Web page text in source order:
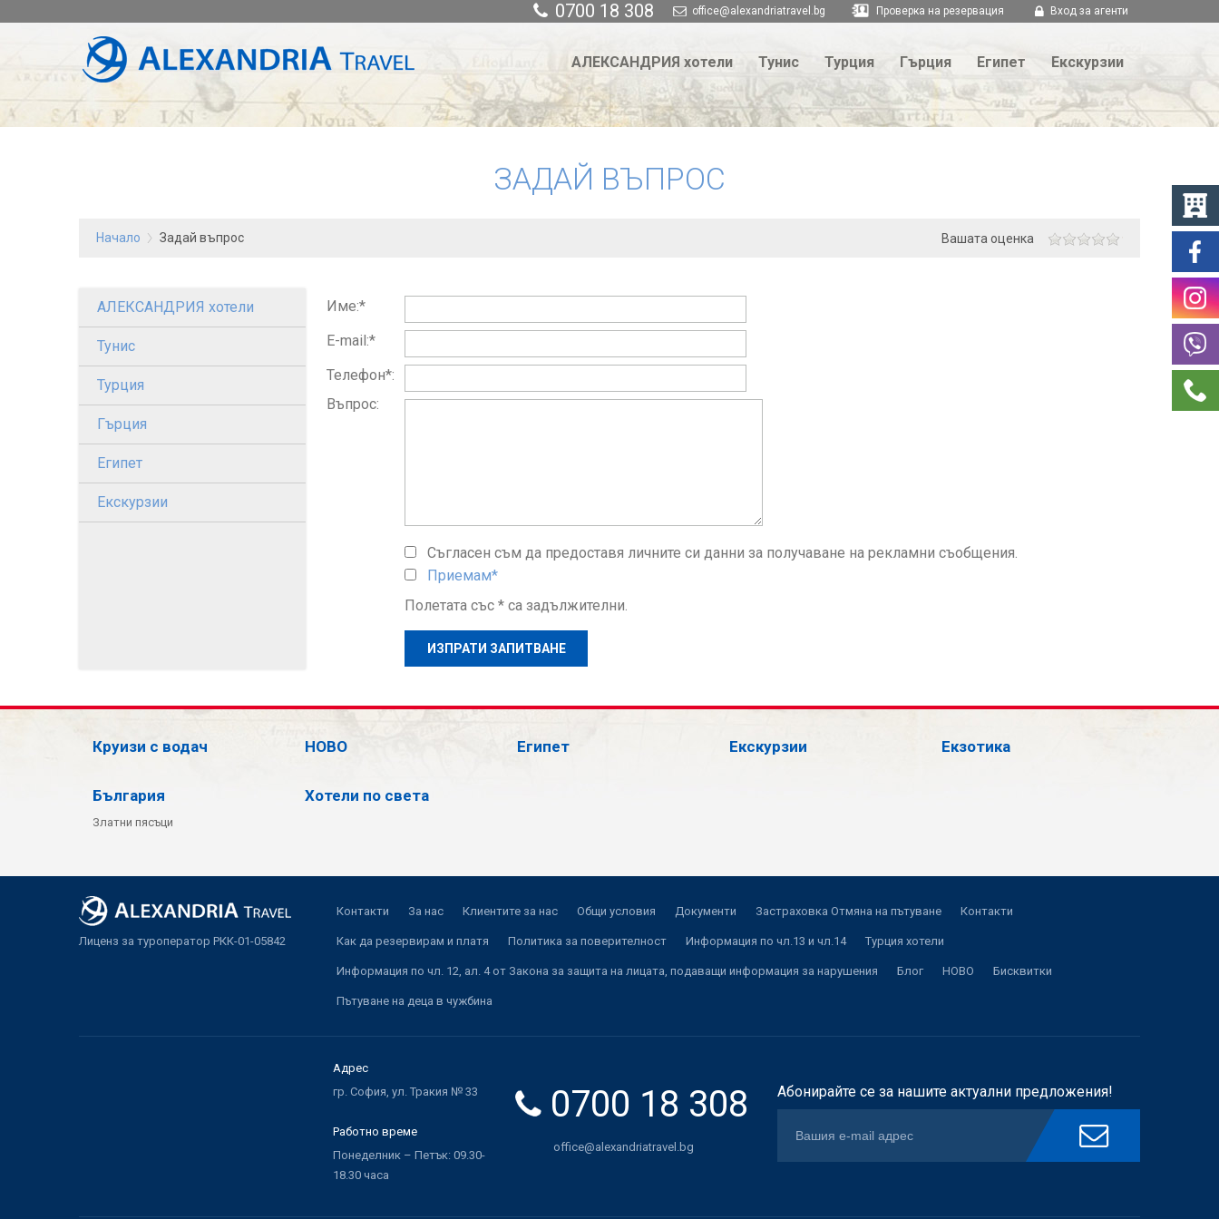
0700 18 308 office@alexandriatravel.bg Проверка на резервация Вход за агенти
АЛЕКСАНДРИЯ хотели Тунис Турция Гърция Египет Екскурзии
ЗАДАЙ ВЪПРОС
Начало Задай въпрос Вашата оценка
АЛЕКСАНДРИЯ хотели
Тунис
Турция
Гърция
Египет
Екскурзии
Име:*
E-mail:*
Телефон*:
Въпрос:
Съгласен съм да предоставя личните си данни за получаване на рекламни съобщения.
Приемам*
Полетата със * са задължителни.
Круизи с водач НОВО Египет Екскурзии Екзотика
България
Златни пясъци
Хотели по света
Лиценз за туроператор РКК-01-05842
Контакти За нас Клиентите за нас Общи условия Документи Застраховка Отмяна на пътуване Контакти
Как да резервирам и платя Политика за поверителност Информация по чл.13 и чл.14 Турция хотели
Информация по чл. 12, ал. 4 от Закона за защита на лицата, подаващи информация за нарушения Блог НОВО Бисквитки
Пътуване на деца в чужбина
Адрес
гр. София, ул. Тракия № 33
Работно време
Понеделник – Петък: 09.30-
18.30 часа
0700 18 308
office@alexandriatravel.bg
Абонирайте се за нашите актуални предложения!